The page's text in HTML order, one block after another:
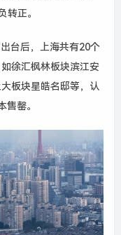
转正。
台后，上海共有20个
徐汇枫林板块滨江安
板块星皓名邸等，认
售罄。